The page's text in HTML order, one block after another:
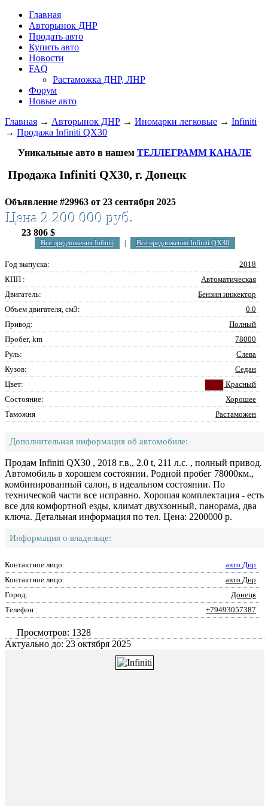
Главная
Авторынок ДНР
Продать авто
Купить авто
Новости
FAQ
Растаможка ДНР, ЛНР
Форум
Новые авто
Главная → Авторынок ДНР → Иномарки легковые → Infiniti
→ Продажа Infiniti QX30
Уникальные авто в нашем ТЕЛЛЕГРАММ КАНАЛЕ
Продажа Infiniti QX30, г. Донецк
Объявление #29963 от 23 сентября 2025
Цена 2 200 000 руб.
23 806 $
Все предложения Infiniti Все предложения Infiniti QX30
Год выпуска:
2018
КПП :
Автоматическая
Двигатель:
Бензин инжектор
Объем двигателя, см3:
0.0
Привод:
Полный
Пробег, km
78000
Руль:
Слева
Кузов:
Седан
Цвет:
Красный
Состояние:
Хорошее
Таможня
Растаможен
Дополнительная информация об автомобиле:
Продам Infiniti QX30 , 2018 г.в., 2.0 t, 211 л.с. , полный привод.
Автомобиль в хорошем состоянии. Родной пробег 78000км.,
комбинированный салон, в идеальном состоянии. По
технической части все исправно. Хорошая комплектация - есть
все для комфортной езды, климат двухзонный, панорама, два
ключа. Детальная информация по тел. Цена: 2200000 р.
Информация о владельце:
Контактное лицо:
авто Днр
Контактное лицо:
авто Днр
Город:
Донецк
Телефон :
+79493057387
Просмотров: 1328
Актуально до: 23 октября 2025